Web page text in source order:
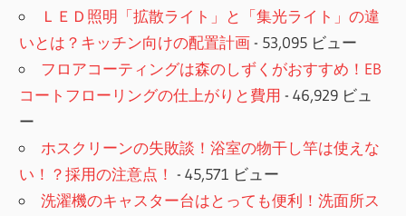
ＬＥＤ照明「拡散ライト」と「集光ライト」の違
いとは？キッチン向けの配置計画- 53,095 ビュー
フロアコーティングは森のしずくがおすすめ！EB
コートフローリングの仕上がりと費用 - 46,929 ビュ
ー
ホスクリーンの失敗談！浴室の物干し竿は使えな
い！？採用の注意点！ - 45,571 ビュー
洗濯機のキャスター台はとっても便利！洗面所ス